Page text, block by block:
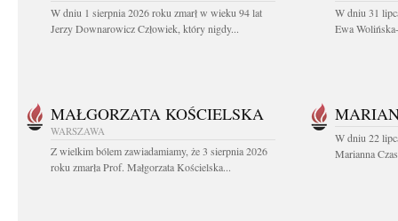
W dniu 1 sierpnia 2026 roku zmarł w wieku 94 lat
Jerzy Downarowicz Człowiek, który nigdy...
W dniu 31
Ewa
MAŁGORZATA KOŚCIELSKA
WARSZAWA
Z wielkim bólem zawiadamiamy, że 3 sierpnia 2026
roku zmarła Prof. Małgorzata Kościelska...
W dniu 22
Marianna